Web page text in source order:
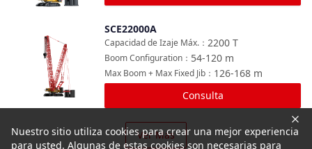
Comparar
SCE22000A
2200 T
Capacidad de Izaje Máx. ：
54-120 m
Boom Configuration ：
126-168 m
Max Boom + Max Fixed Jib ：
Consulta
Ver Más
Nuestro sitio utiliza cookies para crear una mejor experiencia
para usted. Algunas de estas cookies son necesarias para